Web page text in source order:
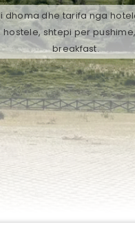
dhe tarifa nga
shtepi per
breakfast.